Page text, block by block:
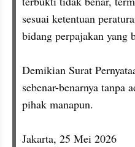
sesuai ketentuan
bidang perpajakan yang
Demikian Surat
sebenar-benarnya tanpa
pihak manapun.
Jakarta, 25 Mei 2026